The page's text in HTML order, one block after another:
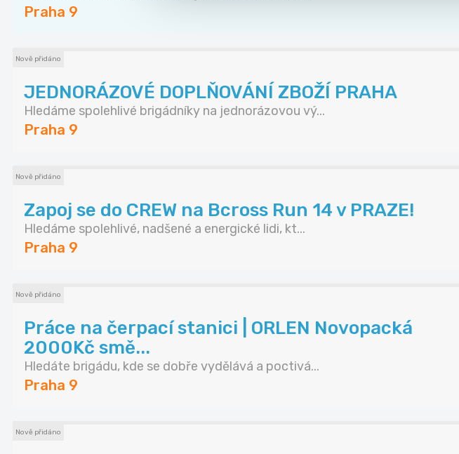
Praha 9
Nově přidáno
JEDNORÁZOVÉ DOPLŇOVÁNÍ ZBOŽÍ PRAHA
Hledáme spolehlivé brigádníky na jednorázovou vý...
Praha 9
Nově přidáno
Zapoj se do CREW na Bcross Run 14 v PRAZE!
Hledáme spolehlivé, nadšené a energické lidi, kt...
Praha 9
Nově přidáno
Práce na čerpací stanici | ORLEN Novopacká
2000Kč smě...
Hledáte brigádu, kde se dobře vydělává a poctivá...
Praha 9
Nově přidáno